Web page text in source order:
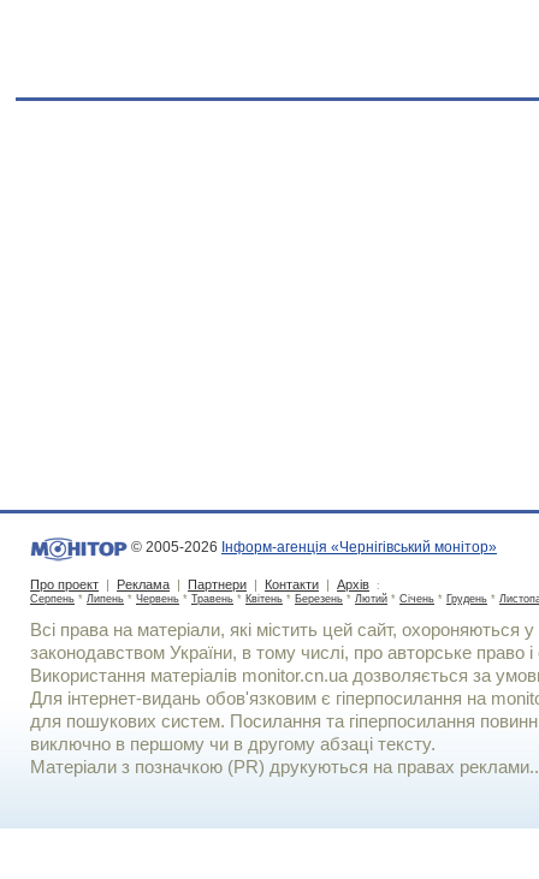
© 2005-2026 Інформ-агенція «Чернігівський монітор»
Про проект | Реклама | Партнери | Контакти | Архів :
Серпень * Липень * Червень * Травень * Квітень * Березень * Лютий * Січень * Грудень *
Всі права на матеріали, які містить цей сайт, охороняються у
законодавством України, в тому числі, про авторське право і
Використання матерiалiв monitor.cn.ua дозволяється за
Для iнтернет-видань обов'язковим є гiперпосилання на
для пошукових систем. Посилання та гіперпосилання
виключно в першому чи в другому абзаці тексту.
Матеріали з позначкою (PR) друкуються на правах реклами..